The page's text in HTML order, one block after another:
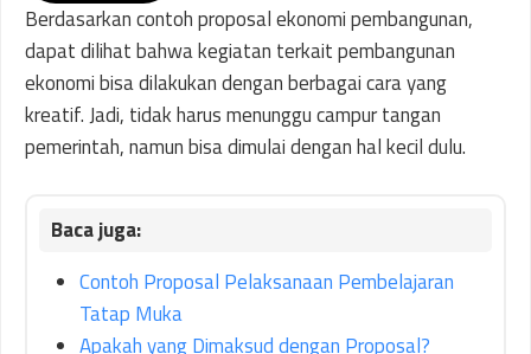
Berdasarkan contoh proposal ekonomi pembangunan,
dapat dilihat bahwa kegiatan terkait pembangunan
ekonomi bisa dilakukan dengan berbagai cara yang
kreatif. Jadi, tidak harus menunggu campur tangan
pemerintah, namun bisa dimulai dengan hal kecil dulu.
Contoh Proposal Pelaksanaan Pembelajaran
Tatap Muka
Apakah yang Dimaksud dengan Proposal?